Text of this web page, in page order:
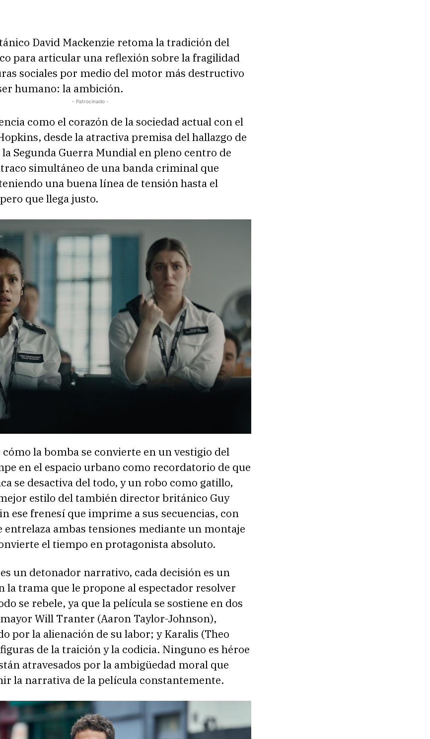
David Mackenzie retoma la tradición del
para articular una reflexión sobre la fragilidad
sociales por medio del motor más destructivo
humano: la ambición.
- Patrocinado -
como el corazón de la sociedad actual con el
desde la atractiva premisa del hallazgo de
Segunda Guerra Mundial en pleno centro de
simultáneo de una banda criminal que
una buena línea de tensión hasta el
que llega justo.
la bomba se convierte en un vestigio del
en el espacio urbano como recordatorio de que
se desactiva del todo, y un robo como gatillo,
estilo del también director británico Guy
ese frenesí que imprime a sus secuencias, con
entrelaza ambas tensiones mediante un montaje
el tiempo en protagonista absoluto.
un detonador narrativo, cada decisión es un
la trama que le propone al espectador resolver
se rebele, ya que la película se sostiene en dos
Will Tranter (Aaron Taylor-Johnson),
por la alienación de su labor; y Karalis (Theo
de la traición y la codicia. Ninguno es héroe
atravesados por la ambigüedad moral que
la narrativa de la película constantemente.